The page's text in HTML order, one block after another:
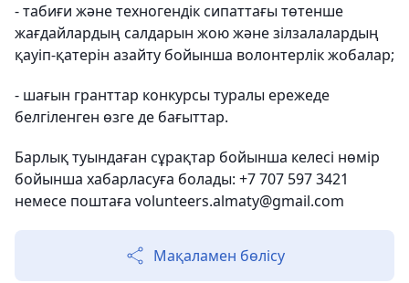
- табиғи және техногендік сипаттағы төтенше
жағдайлардың салдарын жою және зілзалалардың
қауіп-қатерін азайту бойынша волонтерлік жобалар;
- шағын гранттар конкурсы туралы ережеде
белгіленген өзге де бағыттар.
Барлық туындаған сұрақтар бойынша келесі нөмір
бойынша хабарласуға болады: +7 707 597 3421
немесе поштаға volunteers.almaty@gmail.com
Мақаламен бөлісу